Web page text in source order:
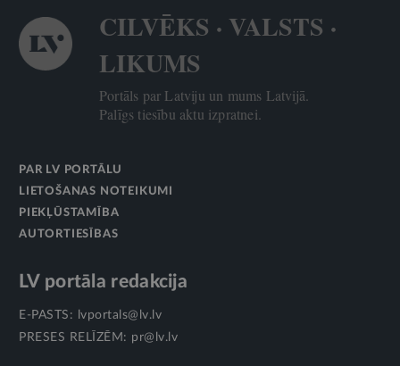
CILVĒKS · VALSTS ·
LIKUMS
Portāls par Latviju un mums Latvijā.
Palīgs tiesību aktu izpratnei.
PAR LV PORTĀLU
LIETOŠANAS NOTEIKUMI
PIEKĻŪSTAMĪBA
AUTORTIESĪBAS
LV portāla redakcija
E-PASTS:
lvportals@lv.lv
PRESES RELĪZĒM: pr@lv.lv